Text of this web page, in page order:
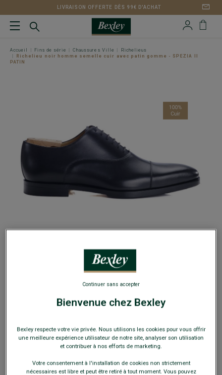
LIVRAISON OFFERTE DÈS 99€ D'ACHAT
Accueil Fins de série Chaussures Ville
Richelieus
Richelieu noir homme semelle cuir avec patin gomme - SPEZIA II
PATIN
Richelieu noir homme semelle cuir avec patin
Chaussures ville homme luxe
FINS DE SÉRIE
Payez en plusieurs fois dès 199€ d'achat
Bienvenue chez Bexley
Bexley respecte votre vie privée. Nous utilisons les cookies pour vous offrir
une meilleure expérience utilisateur de notre site, analyser son utilisation
et contribuer à nos efforts de marketing.
Votre consentement à l'installation de cookies non strictement
nécessaires est libre et peut être retiré à tout moment. Vous pouvez
Continuer sans accepter